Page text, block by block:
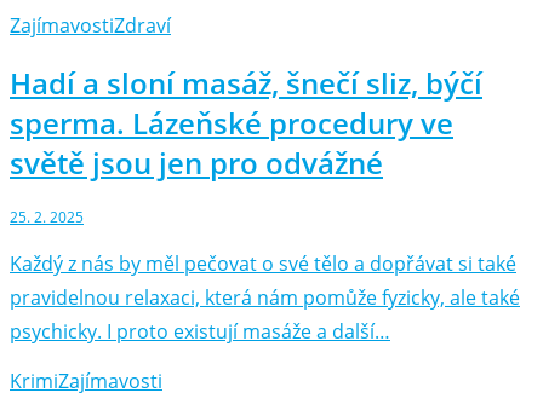
ZajímavostiZdraví
Hadí a sloní masáž, šnečí sliz, býčí
sperma. Lázeňské procedury ve
světě jsou jen pro odvážné
25. 2. 2025
Každý z nás by měl pečovat o své tělo a dopřávat si také
pravidelnou relaxaci, která nám pomůže fyzicky, ale také
psychicky. I proto existují masáže a další…
KrimiZajímavosti